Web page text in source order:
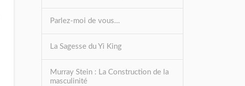
Parlez-moi de vous…
La Sagesse du Yi King
Murray Stein : La Construction de la
masculinité